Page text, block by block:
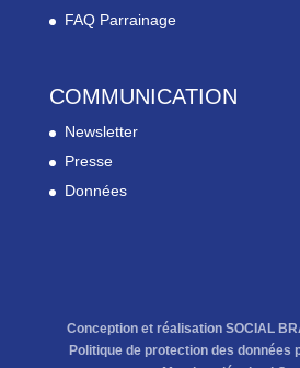
FAQ Parrainage
COMMUNICATION
Newsletter
Presse
Données
Conception et réalisation SOCIAL
Politique de protection des données